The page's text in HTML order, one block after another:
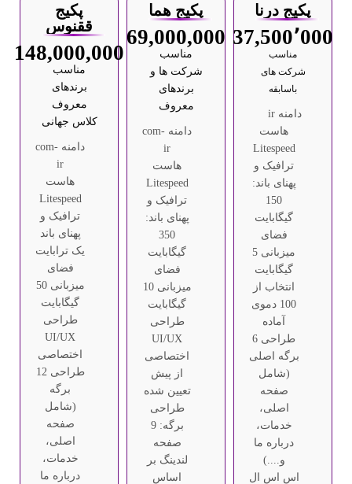
پکیج درنا
37,500٬000
مناسب
شرکت های
باسابقه
دامنه ir
هاست
Litespeed
ترافیک و
پهنای باند:
150
گیگابایت
فضای
میزبانی 5
گیگابایت
انتخاب از
100 دموی
آماده
طراحی 6
برگه اصلی
(شامل
صفحه
اصلی،
خدمات،
درباره ما
و....)
اس اس ال
پکیج هما
69,000,000
مناسب
شرکت ها و
برندهای
معروف
دامنه com-
ir
هاست
Litespeed
ترافیک و
پهنای باند:
350
گیگابایت
فضای
میزبانی 10
گیگابایت
طراحی
UI/UX
اختصاصی
از پیش
تعیین شده
طراحی
برگه: 9
صفحه
لندینگ بر
اساس
پکیج
ققنوس
148,000,000
مناسب
برندهای
معروف
کلاس جهانی
دامنه com-
ir
هاست
Litespeed
ترافیک و
پهنای باند
یک ترابایت
فضای
میزبانی 50
گیگابایت
طراحی
UI/UX
اختصاصی
طراحی 12
برگه
(شامل
صفحه
اصلی،
خدمات،
درباره ما